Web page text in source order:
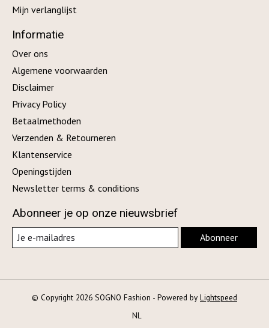
Mijn verlanglijst
Informatie
Over ons
Algemene voorwaarden
Disclaimer
Privacy Policy
Betaalmethoden
Verzenden & Retourneren
Klantenservice
Openingstijden
Newsletter terms & conditions
Abonneer je op onze nieuwsbrief
Abonneer
© Copyright 2026 SOGNO Fashion - Powered by Lightspeed
NL